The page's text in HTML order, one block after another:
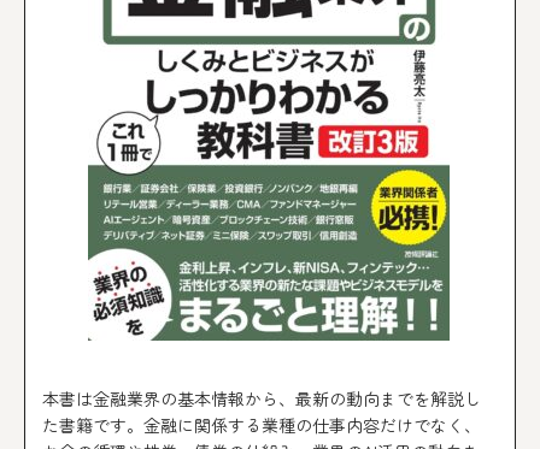
本書は金融業界の基本情報から、最新の動向までを解説し
た書籍です。金融に関係する業種の仕事内容だけでなく、